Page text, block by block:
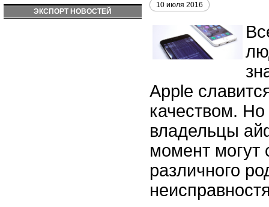
ЭКСПОРТ НОВОСТЕЙ
10 июля 2016
Apple
качеством.
владельцы
момент могут
различного